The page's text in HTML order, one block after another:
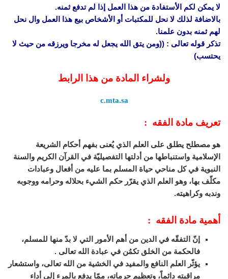
لا يمكن لكم الأستفادة من هذا العمل إذا لم تدفع ثمنه.
بالاضافة لذلك لا نحل للمكتبات أو الأشخاص بيع هذا العمل وال نحل
لهم ثمنه بدون علمنا.
تذكر قوله تعالى : ((ومن يتق الله يجعل له مخرجا ويرزقه من حيث لا
يحتسب)
ولشراء المادة من هذا الرابط
c.mta.sa
تعريف مادة الفقه :
هو مصطلح يطلق على العلم الذي يُعنى بفهم أحكام الشريعة
الإسلامية واستنباطها من أدلتها التفصيليّة في القرآن الكريم والسنة
النبوية في كل مناحي حياة المسلم بما عليه من أفعال وعبادات
مكلّف بها، وهو العلم الذي يقرّر حكم الشيء بحلاله وحرامه ووجوبه
وندبه وكراهيته.
أهمية مادة الفقه :
إنّ التفقّه في الدين من أهم الأمور التي لا بدّ منها للمسلم،
فالحكمة من الخلق تكمُن في عبادة الله تعالى .
يؤثّر العلم النافع والمفيد في الخشية من الله تعالى، واستشعار
مراقبته دائماً، وتعظيم حرماته، ممّا يدفع بالمرء إلى أداء